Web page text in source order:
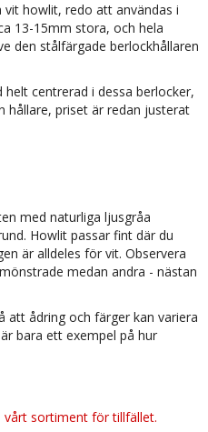
howlit, redo att användas i
13-15mm stora, och hela
den stålfärgade berlockhållaren
centrerad i dessa berlocker,
hållare, priset är redan justerat
med naturliga ljusgråa
Howlit passar fint där du
är alldeles för vit. Observera
medan andra - nästan
att ådring och färger kan variera
bara ett exempel på hur
vårt sortiment för tillfället.